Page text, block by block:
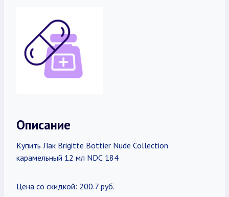
Описание
Купить Лак Brigitte Bottier Nude Collection
карамельный 12 мл NDС 184
Цена со скидкой: 200.7 руб.